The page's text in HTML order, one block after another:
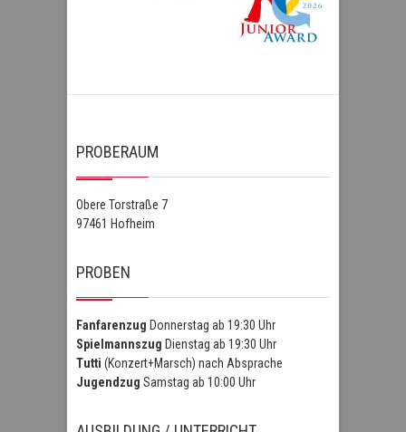
PROBERAUM
Obere Torstraße 7
97461 Hofheim
PROBEN
Fanfarenzug Donnerstag ab 19:30 Uhr
Spielmannszug Dienstag ab 19:30 Uhr
Tutti (Konzert+Marsch) nach Absprache
Jugendzug Samstag ab 10:00 Uhr